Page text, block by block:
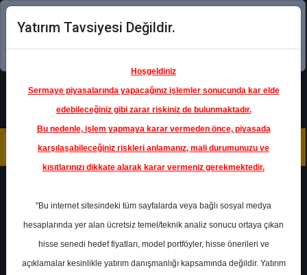
Şimdi uygulamayı indirin!
ENJSA- ENERJİSA ENERJİ A.Ş.
Yatırım Tavsiyesi Değildir.
Hoşgeldiniz
Sermaye piyasalarında yapacağınız işlemler sonucunda kar elde
edebileceğiniz gibi zarar riskiniz de bulunmaktadır.
Bu nedenle, işlem yapmaya karar vermeden önce, piyasada
karşılaşabileceğiniz riskleri anlamanız, mali durumunuzu ve
kısıtlarınızı dikkate alarak karar vermeniz gerekmektedir.
"Bu internet sitesindeki tüm sayfalarda veya bağlı sosyal medya
hesaplarında yer alan ücretsiz temel/teknik analiz sonucu ortaya çıkan
hisse senedi hedef fiyatları, model portföyler, hisse önerileri ve
açıklamalar kesinlikle yatırım danışmanlığı kapsamında değildir. Yatırım